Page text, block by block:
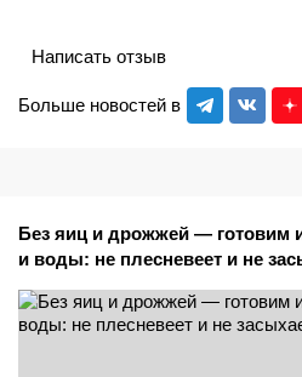
Больше новостей в
Написать отзыв
Без яиц и дрожжей — готовим
и воды: не плесневеет и не